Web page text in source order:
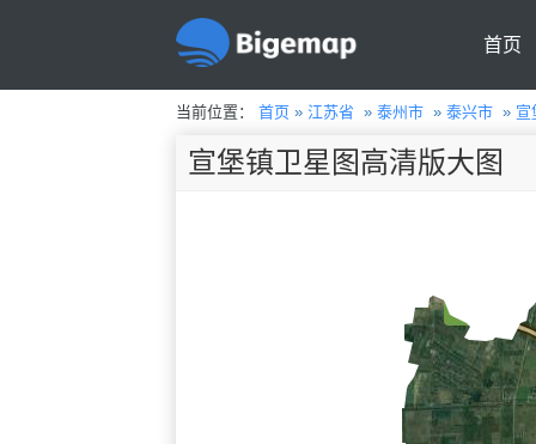
首页
当前位置： 首页» 江苏省 » 泰州市» 泰兴市» 宣
宣堡镇卫星图高清版大图